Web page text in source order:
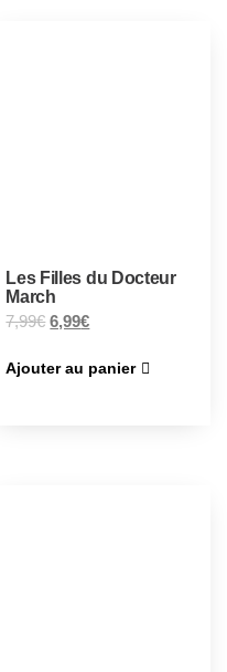
Les Filles du Docteur
March
7,99€ 6,99€
Ajouter au panier